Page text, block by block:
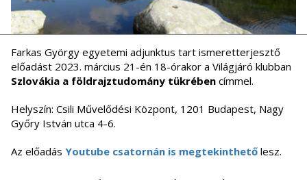
Farkas György egyetemi adjunktus tart ismeretterjesztő
előadást 2023. március 21-én 18-órakor a Világjáró klubban
Szlovákia a földrajztudomány tükrében címmel.
Helyszín: Csili Művelődési Központ, 1201 Budapest, Nagy
Győry István utca 4-6.
Az előadás Youtube csatornán is megtekinthető lesz.